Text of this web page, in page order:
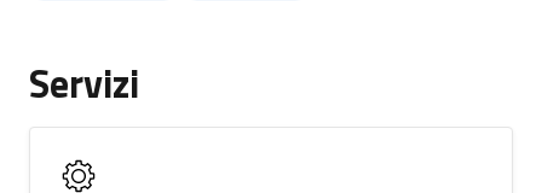
Servizi